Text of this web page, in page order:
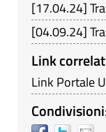
[17.04.24]
[04.09.24]
Link
Link Portale
Condivisioni: